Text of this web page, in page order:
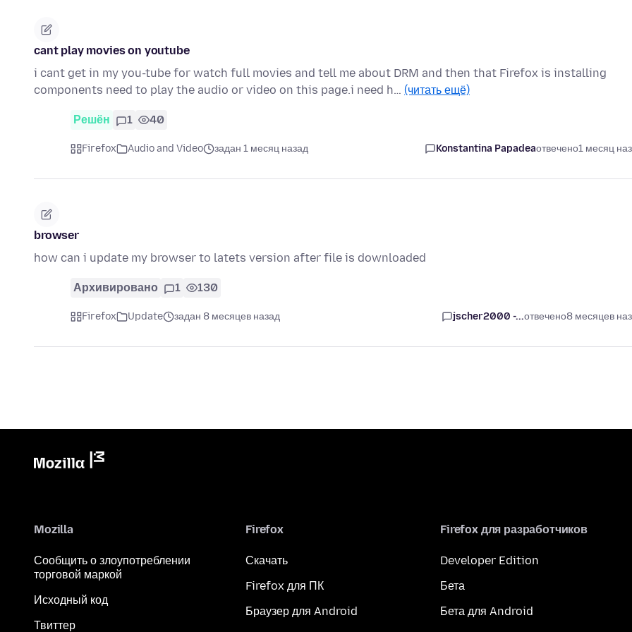
cant play movies on youtube
i cant get in my you-tube for watch full movies and tell me about DRM and then that Firefox is installing
components need to play the audio or video on this page.i need h… (читать ещё)
Решён 1 40
Firefox Audio and Video задан 1 месяц назад Konstantina Papadeaотвечено1 месяц
browser
how can i update my browser to latets version after file is downloaded
Архивировано 1 130
Firefox Update задан 8 месяцев назад jscher2000 -...отвечено8 месяцев
Mozilla
Сообщить о злоупотреблении
торговой маркой
Исходный код
Твиттер
Firefox
Скачать
Firefox для ПК
Браузер для Android
Firefox для разработчиков
Developer Edition
Бета
Бета для Android